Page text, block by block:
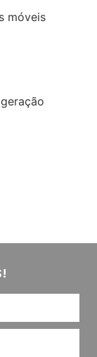
móveis